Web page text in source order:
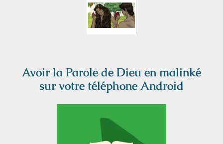
Avoir la Parole de Dieu en malinké
sur votre téléphone Android